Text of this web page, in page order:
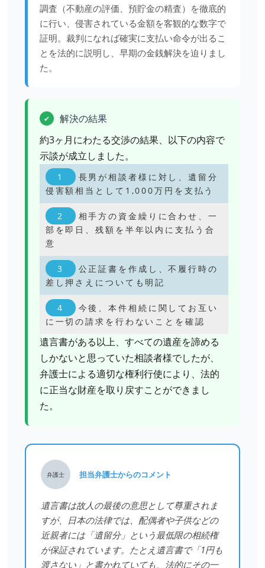
調査（不動産の評価、預貯金の精査）を徹底的
に行い、侵害されている金額を客観的な数字で
証明。裁判になれば確実に支払い命令が出るこ
とを法的に説明し、早期の金銭解決を迫りまし
た。
✔
解決の結果
約3ヶ月にわたる交渉の結果、以下の内容で
示談が成立しました。
長男が相談者様に対し、遺留分
侵害額相当として1,000万円を支払う
相手方の資金繰りに合わせ、一
部を即日、残額を半年以内に支払う合
意
公正証書を作成し、不履行時の
差し押さえについても明記
今後、本件相続に関してお互い
に一切の請求を行わないことを確認
遺言書がある以上、すべての遺産を諦める
しかないと思っていた相談者様でしたが、
弁護士による適切な権利行使により、法的
に正当な財産を取り戻すことができまし
た。
弁護士 担当弁護士からのコメント
遺言書は故人の最後の意思として尊重されま
すが、日本の法律では、配偶者や子供などの
近親者には「遺留分」という最低限の相続権
が保証されています。たとえ遺言書で「1円も
渡さない」と書かれていても、法的にその一